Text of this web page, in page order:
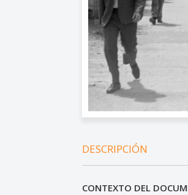
DESCRIPCIÓN
CONTEXTO DEL